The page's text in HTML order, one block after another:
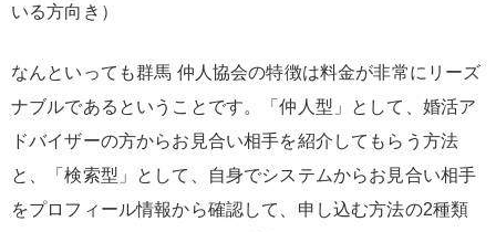
いる方向き）
なんといっても群馬 仲人協会の特徴は料金が非常にリーズ
ナブルであるということです。「仲人型」として、婚活ア
ドバイザーの方からお見合い相手を紹介してもらう方法
と、「検索型」として、自身でシステムからお見合い相手
をプロフィール情報から確認して、申し込む方法の2種類